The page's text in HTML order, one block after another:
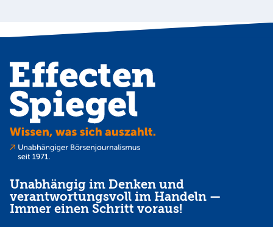
Unabhängig im Denken und
verantwortungsvoll im Handeln —
Immer einen Schritt voraus!